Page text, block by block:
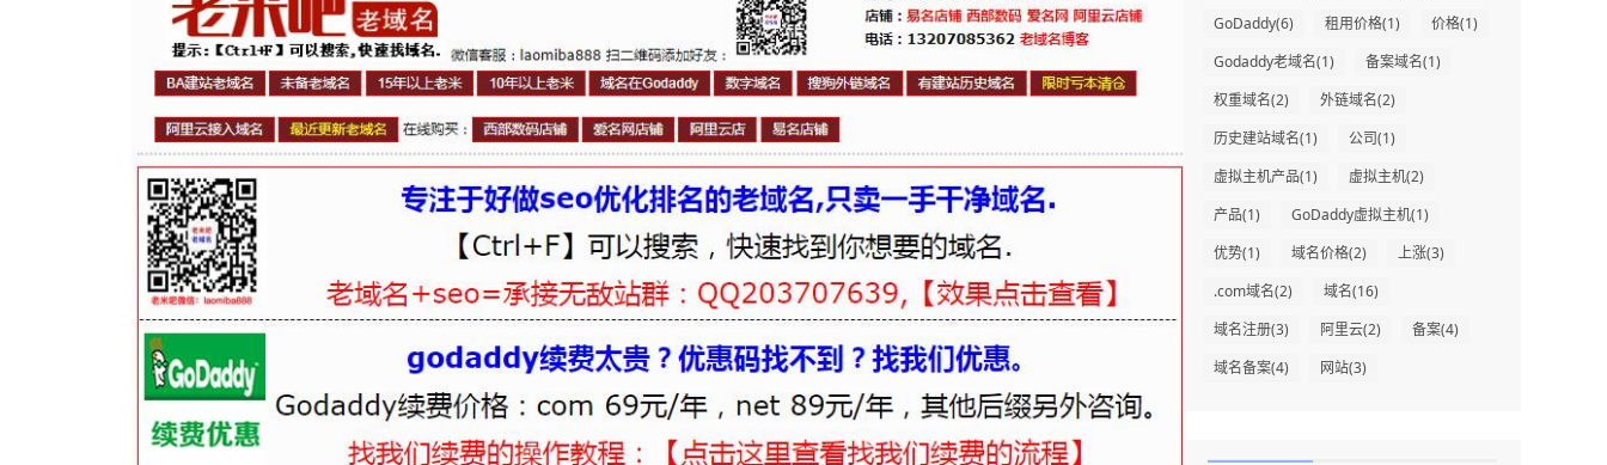
GoDaddy(6) 租用价格(1) 价格(1)
Godaddy老域名(1) 备案域名(1)
权重域名(2) 外链域名(2)
历史建站域名(1) 公司(1)
虚拟主机产品(1) 虚拟主机(2)
产品(1) GoDaddy虚拟主机(1)
优势(1) 域名价格(2) 上涨(3)
.com域名(2) 域名(16)
域名注册(3) 阿里云(2) 备案(4)
域名备案(4) 网站(3)